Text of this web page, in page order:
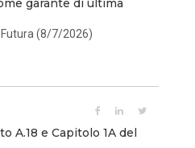
garante di ultima
(8/7/2026)
A.18 e Capitolo 1A del